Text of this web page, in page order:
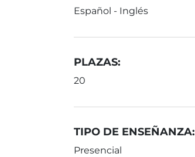
Español - Inglés
PLAZAS:
20
TIPO DE ENSEÑANZA:
Presencial